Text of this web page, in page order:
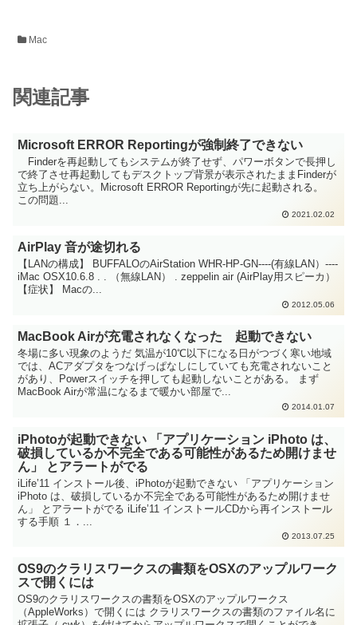
Mac
関連記事
Microsoft ERROR Reportingが強制終了できない
Finderを再起動してもシステムが終了せず、パワーボタンで長押し
で終了させ再起動してもデスクトップ背景が表示されたままFinderが
立ち上がらない。Microsoft ERROR Reportingが先に起動される。
この問題...
2021.02.02
AirPlay 音が途切れる
【LANの構成】 BUFFALOのAirStation WHR-HP-GN----(有線LAN）----
iMac OSX10.6.8 . . （無線LAN） . zeppelin air (AirPlay用スピーカ）
【症状】 Macの...
2012.05.06
MacBook Airが充電されなくなった 起動できない
冬場に多い現象のようだ 気温が10℃以下になる日がつづく寒い地域
では、ACアダプタをつなげっぱなしにしていても充電されないこと
があり、Powerスイッチを押しても起動しないことがある。 まず
MacBook Airが常温になるまで暖かい部屋で...
2014.01.07
iPhotoが起動できない 「アプリケーション iPhoto は、
破損しているか不完全である可能性があるため開けませ
ん」 とアラートがでる
iLife’11 インストール後、iPhotoが起動できない 「アプリケーション
iPhoto は、破損しているか不完全である可能性があるため開けませ
ん」 とアラートがでる iLife’11 インストールCDから再インストール
する手順 １．...
2013.07.25
OS9のクラリスワークスの書類をOSXのアップルワーク
スで開くには
OS9のクラリスワークスの書類をOSXのアップルワークス
（AppleWorks）で開くには クラリスワークスの書類のファイル名に